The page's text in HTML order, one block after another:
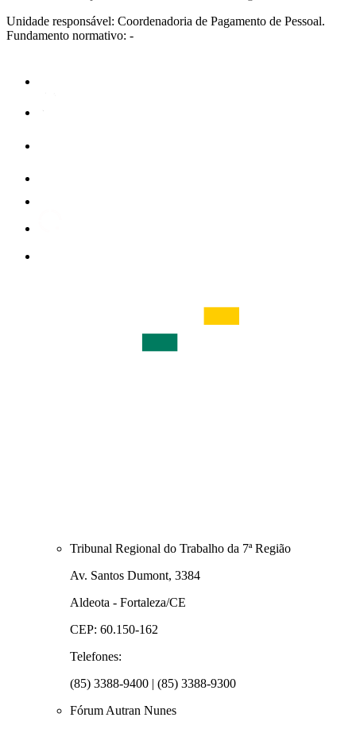
Unidade responsável: Coordenadoria de Pagamento de Pessoal.
Fundamento normativo: -
Tribunal Regional do Trabalho da 7ª Região
Av. Santos Dumont, 3384
Aldeota - Fortaleza/CE
CEP: 60.150-162
Telefones:
(85) 3388-9400 | (85) 3388-9300
Fórum Autran Nunes